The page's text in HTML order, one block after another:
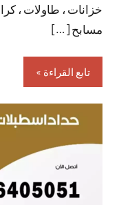
خزانات ، طاولات ،
مسابح […]
تابع القراءة